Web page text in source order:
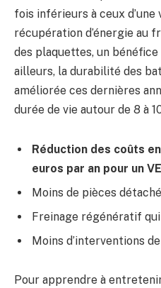
fois inférieurs à ceux
récupération d’énergie au
des plaquettes, un
ailleurs, la durabilité des
améliorée ces dernières
durée de vie autour de 8 à
Réduction des coûts
euros par an pour un VE
Moins de pièces
Freinage régénératif
Moins d’interventions
Pour apprendre à